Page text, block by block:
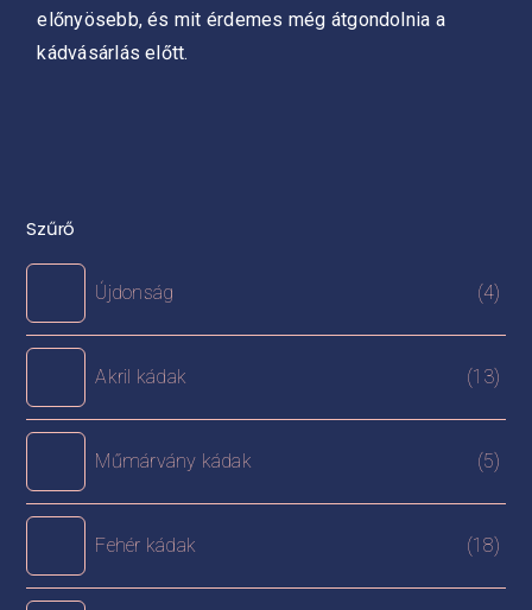
előnyösebb, és mit érdemes még átgondolnia a
kádvásárlás előtt.
Szűrő
Újdonság (4)
Akril kádak (13)
Műmárvány kádak (5)
Fehér kádak (18)